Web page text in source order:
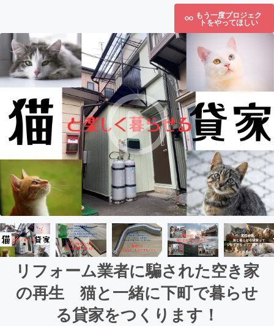
もう一度プロジェク
トをやってほしい
リフォーム業者に騙された空き家
の再生 猫と一緒に下町で暮らせ
る貸家をつくります！